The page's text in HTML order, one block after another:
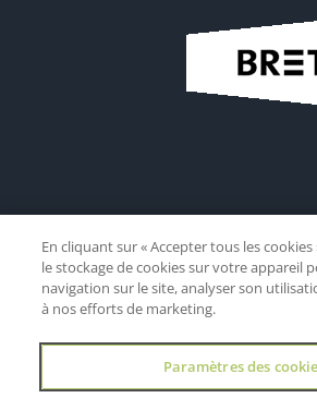
En cliquant sur « Accepter tous les cookies
le stockage de cookies sur votre appareil
navigation sur le site, analyser son
à nos efforts de marketing.
Paramètres des